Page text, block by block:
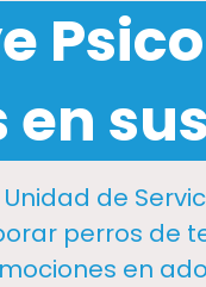
en
Unidad de
perros de
en